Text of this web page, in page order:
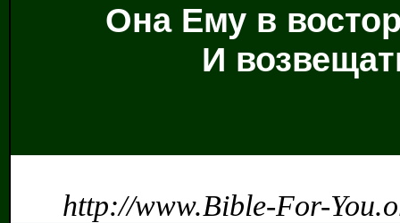
Она Ему в
И
http://www.Bible-For-